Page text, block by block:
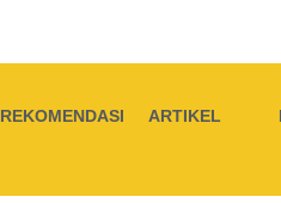
REKOMENDASI ARTIKEL